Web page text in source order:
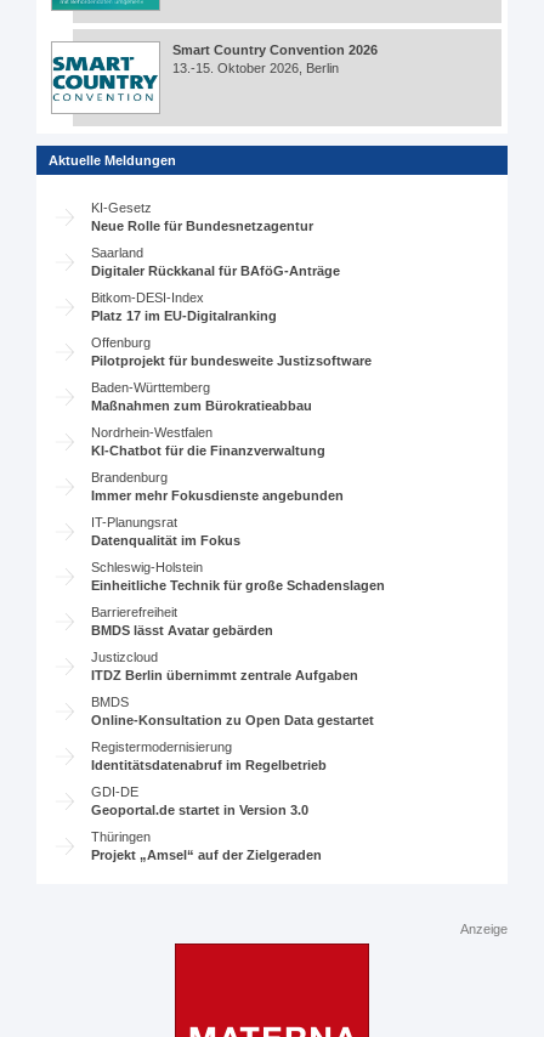
Smart Country Convention 2026
13.-15. Oktober 2026, Berlin
Aktuelle Meldungen
KI-Gesetz
Neue Rolle für Bundesnetzagentur
Saarland
Digitaler Rückkanal für BAföG-Anträge
Bitkom-DESI-Index
Platz 17 im EU-Digitalranking
Offenburg
Pilotprojekt für bundesweite Justizsoftware
Baden-Württemberg
Maßnahmen zum Bürokratieabbau
Nordrhein-Westfalen
KI-Chatbot für die Finanzverwaltung
Brandenburg
Immer mehr Fokusdienste angebunden
IT-Planungsrat
Datenqualität im Fokus
Schleswig-Holstein
Einheitliche Technik für große Schadenslagen
Barrierefreiheit
BMDS lässt Avatar gebärden
Justizcloud
ITDZ Berlin übernimmt zentrale Aufgaben
BMDS
Online-Konsultation zu Open Data gestartet
Registermodernisierung
Identitätsdatenabruf im Regelbetrieb
GDI-DE
Geoportal.de startet in Version 3.0
Thüringen
Projekt „Amsel“ auf der Zielgeraden
Anzeige